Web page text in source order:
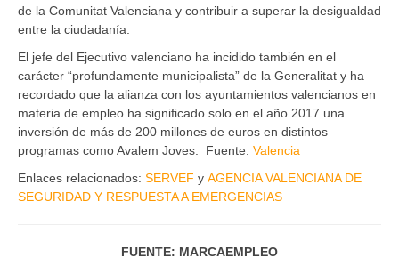
de la Comunitat Valenciana y contribuir a superar la desigualdad
entre la ciudadanía.
El jefe del Ejecutivo valenciano ha incidido también en el
carácter “profundamente municipalista” de la Generalitat y ha
recordado que la alianza con los ayuntamientos valencianos en
materia de empleo ha significado solo en el año 2017 una
inversión de más de 200 millones de euros en distintos
programas como Avalem Joves. Fuente: Valencia
Enlaces relacionados: SERVEF y AGENCIA VALENCIANA DE
SEGURIDAD Y RESPUESTA A EMERGENCIAS
FUENTE: MARCAEMPLEO